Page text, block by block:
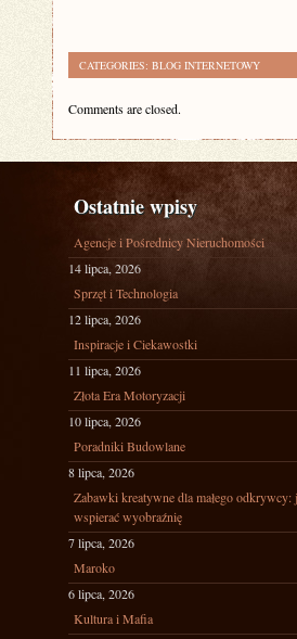
CATEGORIES: BLOG INTERNETOWY
Comments are closed.
Ostatnie wpisy
Agencje i Pośrednicy Nieruchomości
14 lipca, 2026
Sprzęt i Technologia
12 lipca, 2026
Inspiracje i Ciekawostki
11 lipca, 2026
Złota Era Motoryzacji
10 lipca, 2026
Poradniki Budowlane
8 lipca, 2026
Zabawki kreatywne dla małego odkrywcy:
wspierać wyobraźnię
7 lipca, 2026
Maroko
6 lipca, 2026
Kultura i Mafia